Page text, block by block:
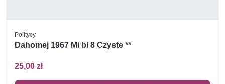
Politycy
Dahomej 1967 Mi bl 8 Czyste **
25,00 zł